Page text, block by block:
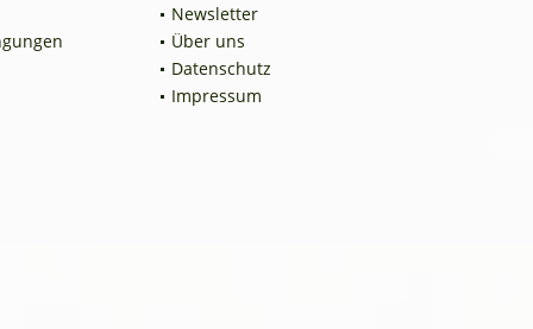
Newsletter
Über uns
Datenschutz
Impressum